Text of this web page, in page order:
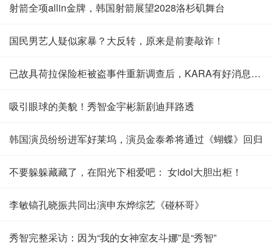
射箭全项allin金牌，韩国射箭展望2028洛杉矶舞台
国民男艺人疑似家暴？大反转，原来是前妻敲诈！
已故具荷拉保险柜被盗事件重新调查后，KARA有好消息啦！
吸引眼球的美貌！秀智金宇彬新剧迪拜路透
韩国演员纷纷进军好莱坞，演员金泰希将通过《蝴蝶》回归
不要躲躲藏藏了，在阳光下相爱吧： 女idol大胆出柜！
李敏镐孔晓振共同出演申东烨综艺《碰杯哥》
秀智完整采访：因为“我的女神室友斗娜”是“秀智”